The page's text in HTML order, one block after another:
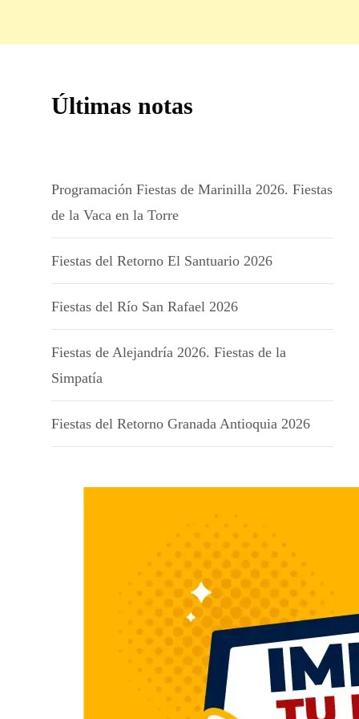
Últimas notas
Programación Fiestas de Marinilla 2026. Fiestas
de la Vaca en la Torre
Fiestas del Retorno El Santuario 2026
Fiestas del Río San Rafael 2026
Fiestas de Alejandría 2026. Fiestas de la
Simpatía
Fiestas del Retorno Granada Antioquia 2026